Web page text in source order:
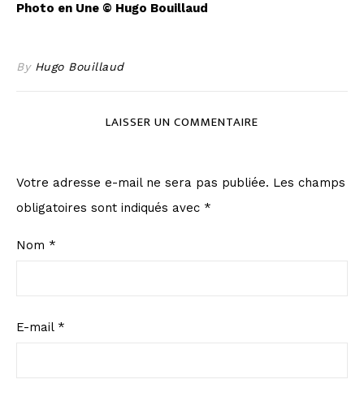
Photo en Une © Hugo Bouillaud
By Hugo Bouillaud
LAISSER UN COMMENTAIRE
Votre adresse e-mail ne sera pas publiée. Les champs
obligatoires sont indiqués avec *
Nom *
E-mail *